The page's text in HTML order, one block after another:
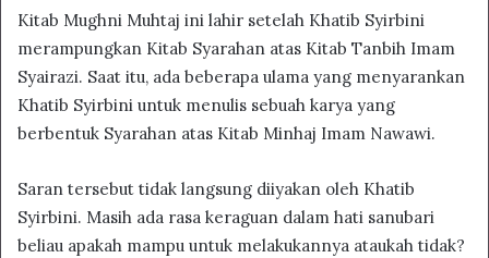
Kitab Mughni Muhtaj ini lahir setelah Khatib Syirbini
merampungkan Kitab Syarahan atas Kitab Tanbih Imam
Syairazi. Saat itu, ada beberapa ulama yang menyarankan
Khatib Syirbini untuk menulis sebuah karya yang
berbentuk Syarahan atas Kitab Minhaj Imam Nawawi.
Saran tersebut tidak langsung diiyakan oleh Khatib
Syirbini. Masih ada rasa keraguan dalam hati sanubari
beliau apakah mampu untuk melakukannya ataukah tidak?